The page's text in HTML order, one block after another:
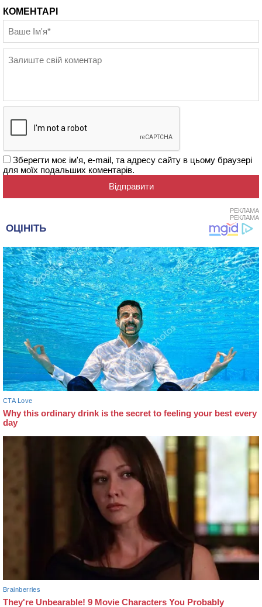
КОМЕНТАРІ
Зберегти моє ім'я, e-mail, та адресу сайту в цьому браузері
для моїх подальших коментарів.
РЕКЛАМА
РЕКЛАМА